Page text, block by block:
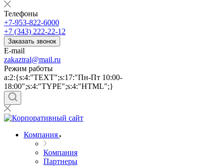
Телефоны
+7-953-822-6000
+7 (343) 222-22-12
Заказать звонок
E-mail
zakaztral@mail.ru
Режим работы
a:2:{s:4:"TEXT";s:17:"Пн-Пт 10:00-
18:00";s:4:"TYPE";s:4:"HTML";}
Компания
Компания
Партнеры